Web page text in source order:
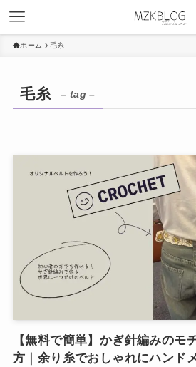
ホーム 毛糸
毛糸 – tag –
【無料で簡単】かぎ針編みのモ
方｜余り糸でおしゃれにハンド